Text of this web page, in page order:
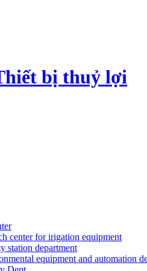
bị thuỷ lợi
center for irigation equipment
station department
equipment and automation